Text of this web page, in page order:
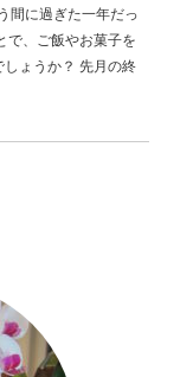
間に過ぎた一年だっ
で、ご飯やお菓子を
ょうか？ 先月の終